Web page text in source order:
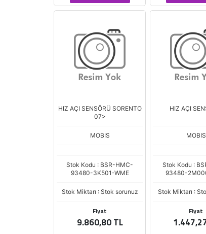
HIZ AÇI SENSÖRÜ SORENTO
07>
MOBIS
Stok Kodu : BSR-HMC-
93480-3K501-WME
Stok Miktarı : Stok sorunuz
Fiyat
9.860,80 TL
HIZ AÇI
MOBIS
Stok Kodu :
93480-
Stok Miktarı :
Fiyat